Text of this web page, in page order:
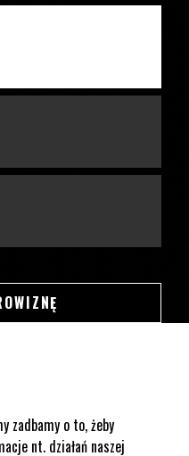
zadbamy o to, żeby
nt. działań naszej